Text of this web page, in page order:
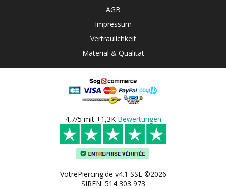
AGB
Impressum
Vertraulichkeit
Material & Qualität
4,7/5 mit +1,3K Bewertungen
VotrePiercing.de v4.1 SSL ©2026
SIREN: 514 303 973